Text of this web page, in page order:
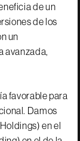
de un
de los
un
avanzada,
favorable para
Damos
en el